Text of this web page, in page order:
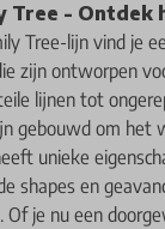
Tree - Ontdek
Tree-lijn vind je
zijn ontworpen
lijnen tot
gebouwd om het
unieke
shapes en
Of je nu een